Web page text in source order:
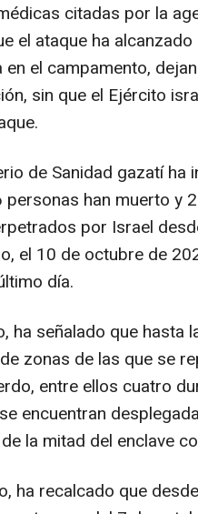
citadas por la
el ataque ha
en el campamento,
sin que el Ejército
de Sanidad gazatí ha
personas han muerto y
por Israel
el 10 de octubre de
día.
ha señalado que hasta
zonas de las que se
entre ellos cuatro
encuentran
la mitad del enclave
ha recalcado que